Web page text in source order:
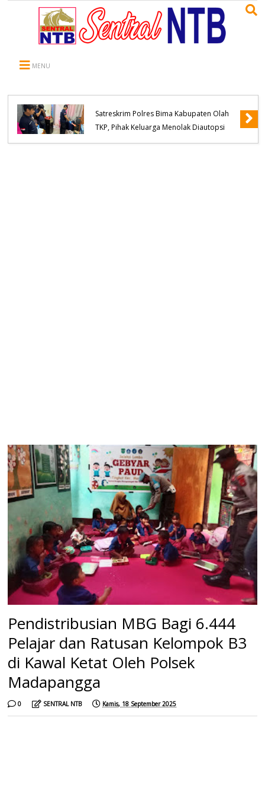
MENU
Satreskrim Polres Bima Kabupaten Olah
TKP, Pihak Keluarga Menolak Diautopsi
Pendistribusian MBG Bagi 6.444
Pelajar dan Ratusan Kelompok B3
di Kawal Ketat Oleh Polsek
Madapangga
0 SENTRAL NTB Kamis, 18 September 2025